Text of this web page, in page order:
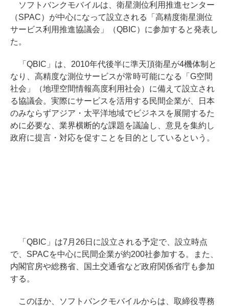
ソフトバンクモバイルは、衛星測位利用推進センター
（SPAC）が中心になって設立される「高精度衛星測位
サービス利用推進協議会」（QBIC）に参加すると発表し
た。
「QBIC」は、2010年代後半に準天頂衛星が4機体制と
なり、高精度な測位サービスが常時可能になる「G空間
社会」（地理空間情報高度利用社会）に備えて設立され
る協議会。実際にサービスを活用する民間企業が、日本
のみならずアジア・太平洋地域でビジネスを展開するた
めに必要な、業界横断的な課題を議論し、意見を集約し
政府に提言・対応を促すことを目的としているという。
「QBIC」は7月26日に設立される予定で、設立時点
で、SPACを中心に民間企業が約200社参加する。また、
内閣官房や総務省、国土交通省など政府関係省庁も参加
する。
このほか、ソフトバンクモバイルからは、取締役専務